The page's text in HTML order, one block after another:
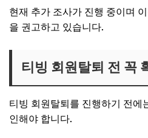
현재 추가 조사가 진행 중이며
을 권고하고 있습니다.
티빙 회원탈퇴 전 꼭
티빙 회원탈퇴를 진행하기 전에
인해야 합니다.